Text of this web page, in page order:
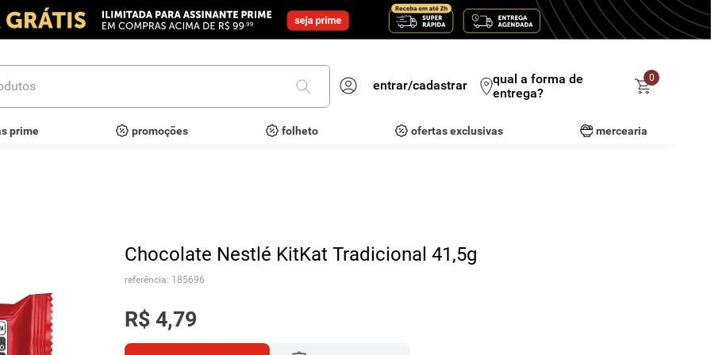
entrar/cadastrar
qual a forma de
entrega?
0
prime promoções folheto ofertas exclusivas mercearia
Chocolate Nestlé KitKat Tradicional 41,5g
referência: 185696
R$ 4,79